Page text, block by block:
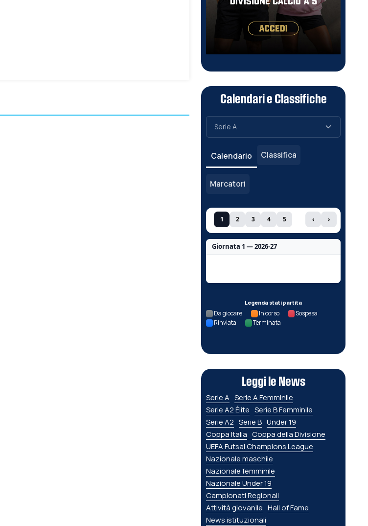
Calendari e Classifiche
Calendario Classifica
Marcatori
1 2 3 4 5 ‹ ›
Giornata 1 — 2026-27
Legenda stati partita
Da giocare In corso
Sospesa
Rinviata
Terminata
Leggi le News
Serie A Serie A Femminile
Serie A2 Élite Serie B Femminile
Serie A2 Serie B Under 19
Coppa Italia Coppa della Divisione
UEFA Futsal Champions League
Nazionale maschile
Nazionale femminile
Nazionale Under 19
Campionati Regionali
Attività giovanile Hall of Fame
News istituzionali